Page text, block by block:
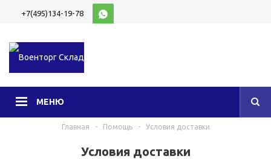
+7(495)134-19-78
МЕНЮ
Главная - Помощь - Условия доставки
Условия доставки